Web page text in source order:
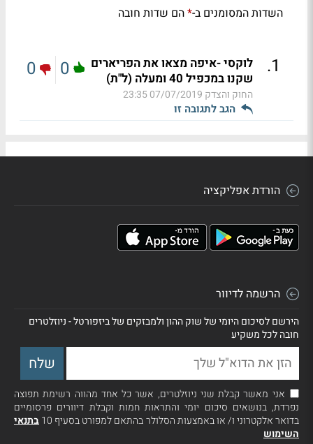
השדות המסומנים ב-*הם שדות חובה
1
.
לוקסי -איפה מצאו את הפריארים
שקנו במכפיל 40 ומעלה (ל"ת)
החוק והצדק 07/07/2019 23:35
הגב לתגובה זו
0
0
הורדת אפליקציה
הרשמה לדיוור
הירשם לסיכום היומי של שוק ההון ולמבזקים של ביזפורטל - ניוזלטרים
חובה לכל משקיע
אני מאשר קבלת שני ניוזלטרים, אשר כל אחד מהווה רשימת תפוצה
נפרדת, בנושאים סיכום יומי והתראות חמות וקבלת דיוורים פרסומיים
בדואר אלקטרוני ו/ או באמצעות הסלולר בהתאם למפורט בסעיף 10
בתנאי
השימוש